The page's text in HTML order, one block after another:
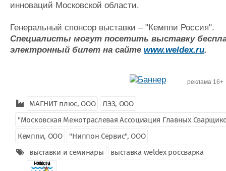
инноваций Московской области.
Генеральный спонсор выставки – "Кемппи Россия".
Специалисты могут посетить выставку
электронный билет на сайте www.weldex.ru.
реклама 16+
МАГНИТ плюс, ООО
ЛЭЗ, ООО
"Московская Межотраслевая Ассоциация Главных
Кемппи, ООО
"Ниппон Сервис", ООО
выставки и семинары
выставка weldex россварка